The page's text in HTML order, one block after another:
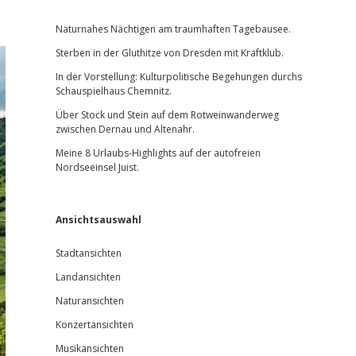
Naturnahes Nächtigen am traumhaften Tagebausee.
Sterben in der Gluthitze von Dresden mit Kraftklub.
In der Vorstellung: Kulturpolitische Begehungen durchs
Schauspielhaus Chemnitz.
Über Stock und Stein auf dem Rotweinwanderweg
zwischen Dernau und Altenahr.
Meine 8 Urlaubs-Highlights auf der autofreien
Nordseeinsel Juist.
Ansichtsauswahl
Stadtansichten
Landansichten
Naturansichten
Konzertansichten
Musikansichten